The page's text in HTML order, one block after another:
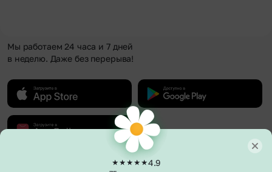
Мы работаем 24 часа и 7 дней
в неделю. Даже без перерыва!
4.9